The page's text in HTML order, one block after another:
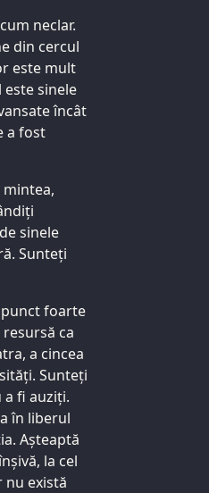
neclar.
din cercul
este mult
sinele
încât
a fost
sinele
Sunteți
punct foarte
ca
a cincea
Sunteți
fi auziți.
în liberul
Așteaptă
la cel
nu există